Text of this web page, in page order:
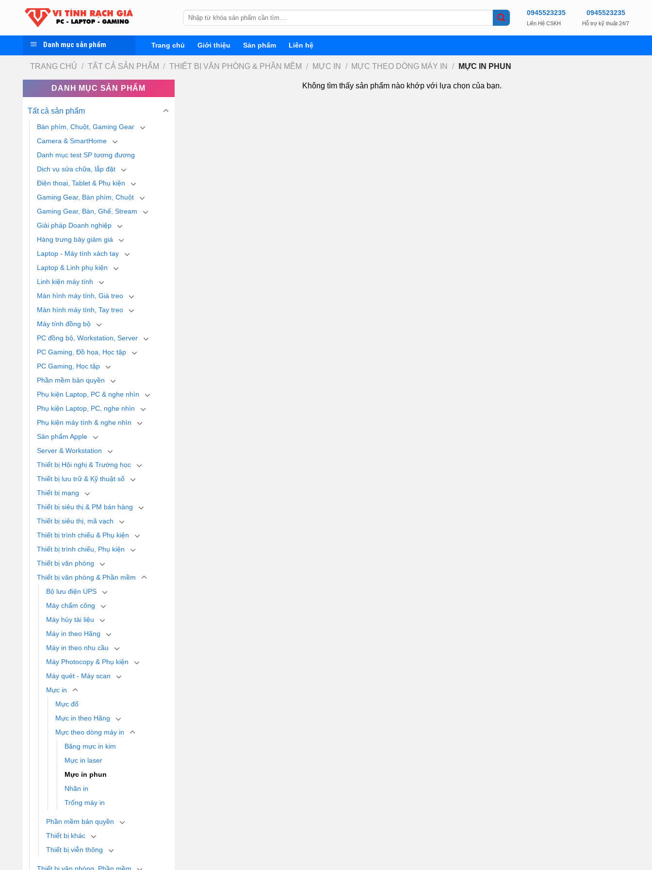
Tìm
kiếm:
0945523235
Liên Hệ CSKH
0945523235
Hỗ trợ kỹ thuật 24/7
Danh mục sản phẩm Trang chủ Giới thiệu Sản phẩm Liên hệ
TRANG CHỦ / TẤT CẢ SẢN PHẨM / THIẾT BỊ VĂN PHÒNG & PHẦN MỀM / MỰC IN / MỰC THEO DÒNG MÁY IN / MỰC IN PHUN
DANH MỤC SẢN PHẨM
Tất cả sản phẩm
Bàn phím, Chuột, Gaming Gear
Camera & SmartHome
Danh mục test SP tương đương
Dịch vụ sửa chữa, lắp đặt
Điện thoại, Tablet & Phụ kiện
Gaming Gear, Bàn phím, Chuột
Gaming Gear, Bàn, Ghế, Stream
Giải pháp Doanh nghiệp
Hàng trưng bày giảm giá
Laptop - Máy tính xách tay
Laptop & Linh phụ kiện
Linh kiện máy tính
Màn hình máy tính, Giá treo
Màn hình máy tính, Tay treo
Máy tính đồng bộ
PC đồng bộ, Workstation, Server
PC Gaming, Đồ họa, Học tập
PC Gaming, Học tập
Phần mềm bản quyền
Phụ kiện Laptop, PC & nghe nhìn
Phụ kiện Laptop, PC, nghe nhìn
Phụ kiện máy tính & nghe nhìn
Sản phẩm Apple
Server & Workstation
Thiết bị Hội nghị & Trường học
Thiết bị lưu trữ & Kỹ thuật số
Thiết bị mạng
Thiết bị siêu thị & PM bán hàng
Thiết bị siêu thị, mã vạch
Thiết bị trình chiếu & Phụ kiện
Thiết bị trình chiếu, Phụ kiện
Thiết bị văn phòng
Thiết bị văn phòng & Phần mềm
Bộ lưu điện UPS
Máy chấm công
Máy hủy tài liệu
Máy in theo Hãng
Máy in theo nhu cầu
Máy Photocopy & Phụ kiện
Máy quét - Máy scan
Mực in
Mực đổ
Mực in theo Hãng
Mực theo dòng máy in
Băng mực in kim
Mực in laser
Mực in phun
Nhãn in
Trống máy in
Phần mềm bản quyền
Thiết bị khác
Thiết bị viễn thông
Không tìm thấy sản phẩm nào khớp với lựa chọn của bạn.